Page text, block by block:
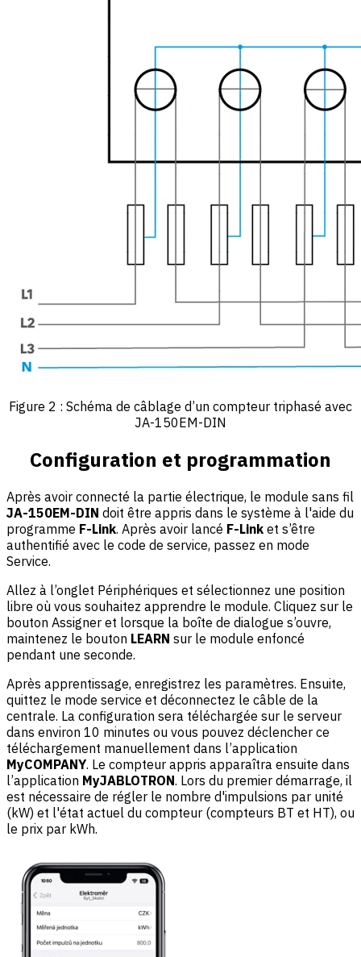
Figure 2 : Schéma de câblage d’un compteur triphasé avec
JA-150EM-DIN
Configuration et programmation
Après avoir connecté la partie électrique, le module sans fil
JA-150EM-DIN doit être appris dans le système à l'aide du
programme F-Link. Après avoir lancé F-Link et s’être
authentifié avec le code de service, passez en mode
Service.
Allez à l’onglet Périphériques et sélectionnez une position
libre où vous souhaitez apprendre le module. Cliquez sur le
bouton Assigner et lorsque la boîte de dialogue s’ouvre,
maintenez le bouton LEARN sur le module enfoncé
pendant une seconde.
Après apprentissage, enregistrez les paramètres. Ensuite,
quittez le mode service et déconnectez le câble de la
centrale. La configuration sera téléchargée sur le serveur
dans environ 10 minutes ou vous pouvez déclencher ce
téléchargement manuellement dans l’application
MyCOMPANY. Le compteur appris apparaîtra ensuite dans
l’application MyJABLOTRON. Lors du premier démarrage, il
est nécessaire de régler le nombre d'impulsions par unité
(kW) et l'état actuel du compteur (compteurs BT et HT), ou
le prix par kWh.